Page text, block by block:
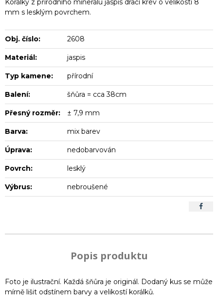
mm s lesklým povrchem.
Obj. číslo: 2608
Materiál: jaspis
Typ kamene: přírodní
Balení: šňůra = cca 38cm
Přesný rozměr: ± 7,9 mm
Barva: mix barev
Úprava: nedobarvován
Povrch: lesklý
Výbrus: nebroušené
Popis produktu
Foto je ilustrační. Každá šňůra je originál. Dodaný kus se může
mírně lišit odstínem barvy a velikostí korálků.